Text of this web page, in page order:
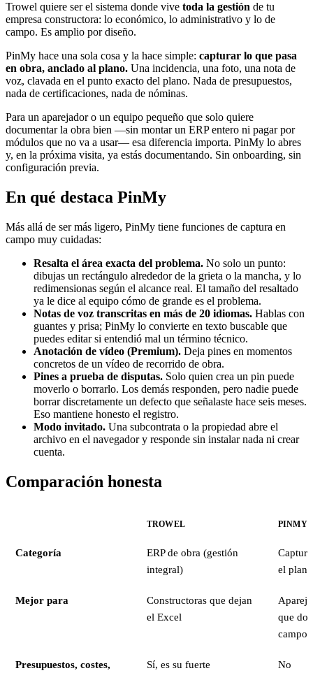
Trowel quiere ser el sistema donde vive toda la gestión de tu
empresa constructora: lo económico, lo administrativo y lo de
campo. Es amplio por diseño.
PinMy hace una sola cosa y la hace simple: capturar lo que pasa
en obra, anclado al plano. Una incidencia, una foto, una nota de
voz, clavada en el punto exacto del plano. Nada de presupuestos,
nada de certificaciones, nada de nóminas.
Para un aparejador o un equipo pequeño que solo quiere
documentar la obra bien —sin montar un ERP entero ni pagar por
módulos que no va a usar— esa diferencia importa. PinMy lo abres
y, en la próxima visita, ya estás documentando. Sin onboarding, sin
configuración previa.
En qué destaca PinMy
Más allá de ser más ligero, PinMy tiene funciones de captura en
campo muy cuidadas:
Resalta el área exacta del problema. No solo un punto:
dibujas un rectángulo alrededor de la grieta o la mancha, y lo
redimensionas según el alcance real. El tamaño del resaltado
ya le dice al equipo cómo de grande es el problema.
Notas de voz transcritas en más de 20 idiomas. Hablas con
guantes y prisa; PinMy lo convierte en texto buscable que
puedes editar si entendió mal un término técnico.
Anotación de vídeo (Premium). Deja pines en momentos
concretos de un vídeo de recorrido de obra.
Pines a prueba de disputas. Solo quien crea un pin puede
moverlo o borrarlo. Los demás responden, pero nadie puede
borrar discretamente un defecto que señalaste hace seis meses.
Eso mantiene honesto el registro.
Modo invitado. Una subcontrata o la propiedad abre el
archivo en el navegador y responde sin instalar nada ni crear
cuenta.
Comparación honesta
TROWEL PINMY
Categoría
ERP de obra (gestión
integral)
el plano
Mejor para
Constructoras que dejan
el Excel
que
campo
Presupuestos, costes, Sí, es su fuerte No